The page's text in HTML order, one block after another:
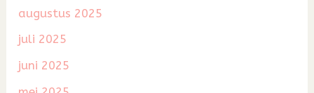
augustus 2025
juli 2025
juni 2025